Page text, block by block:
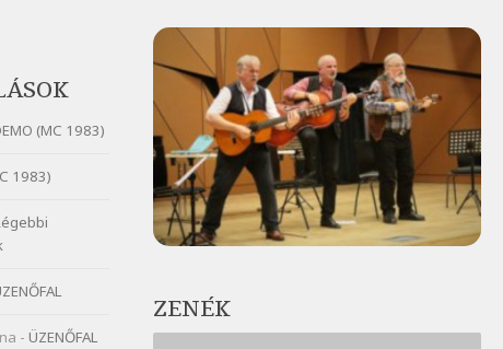
ZENÉK
(MC 1983)
1983)
- ÜZENŐFAL